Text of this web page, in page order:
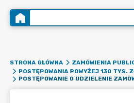
STRONA GŁÓWNA
ZAMÓWIENIA
POSTĘPOWANIA POWYŻEJ 130 TYS.